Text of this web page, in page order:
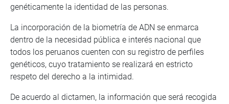
genéticamente la identidad de las personas.
La incorporación de la biometría de ADN se enmarca
dentro de la necesidad pública e interés nacional que
todos los peruanos cuenten con su registro de perfiles
genéticos, cuyo tratamiento se realizará en estricto
respeto del derecho a la intimidad.
De acuerdo al dictamen, la información que será recogida